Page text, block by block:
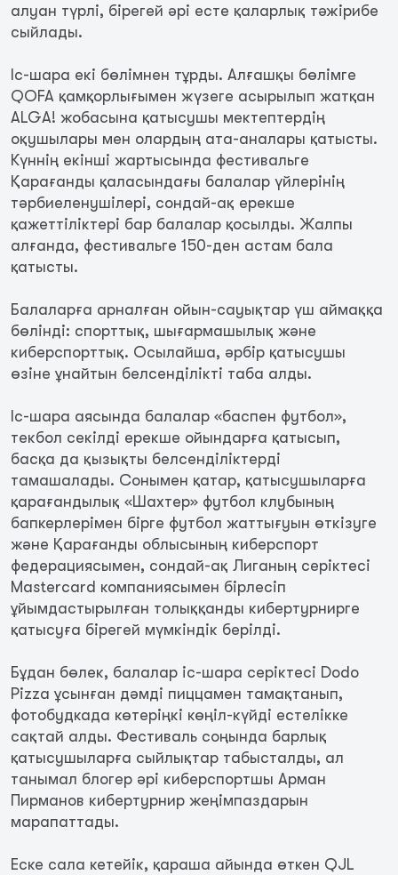
алуан түрлі, бірегей әрі есте қаларлық тәжірибе
сыйлады.
Іс-шара екі бөлімнен тұрды. Алғашқы бөлімге
QOFA қамқорлығымен жүзеге асырылып жатқан
ALGA! жобасына қатысушы мектептердің
оқушылары мен олардың ата-аналары қатысты.
Күннің екінші жартысында фестивальге
Қарағанды қаласындағы балалар үйлерінің
тәрбиеленушілері, сондай-ақ ерекше
қажеттіліктері бар балалар қосылды. Жалпы
алғанда, фестивальге 150-ден астам бала
қатысты.
Балаларға арналған ойын-сауықтар үш аймаққа
бөлінді: спорттық, шығармашылық және
киберспорттық. Осылайша, әрбір қатысушы
өзіне ұнайтын белсенділікті таба алды.
Іс-шара аясында балалар «баспен футбол»,
текбол секілді ерекше ойындарға қатысып,
басқа да қызықты белсенділіктерді
тамашалады. Сонымен қатар, қатысушыларға
қарағандылық «Шахтер» футбол клубының
бапкерлерімен бірге футбол жаттығуын өткізуге
және Қарағанды облысының киберспорт
федерациясымен, сондай-ақ Лиганың серіктесі
Mastercard компаниясымен бірлесіп
ұйымдастырылған толыққанды кибертурнирге
қатысуға бірегей мүмкіндік берілді.
Бұдан бөлек, балалар іс-шара серіктесі Dodo
Pizza ұсынған дәмді пиццамен тамақтанып,
фотобудкада көтеріңкі көңіл-күйді естелікке
сақтай алды. Фестиваль соңында барлық
қатысушыларға сыйлықтар табысталды, ал
танымал блогер әрі киберспортшы Арман
Пирманов кибертурнир жеңімпаздарын
марапаттады.
Еске сала кетейік, қараша айында өткен QJL